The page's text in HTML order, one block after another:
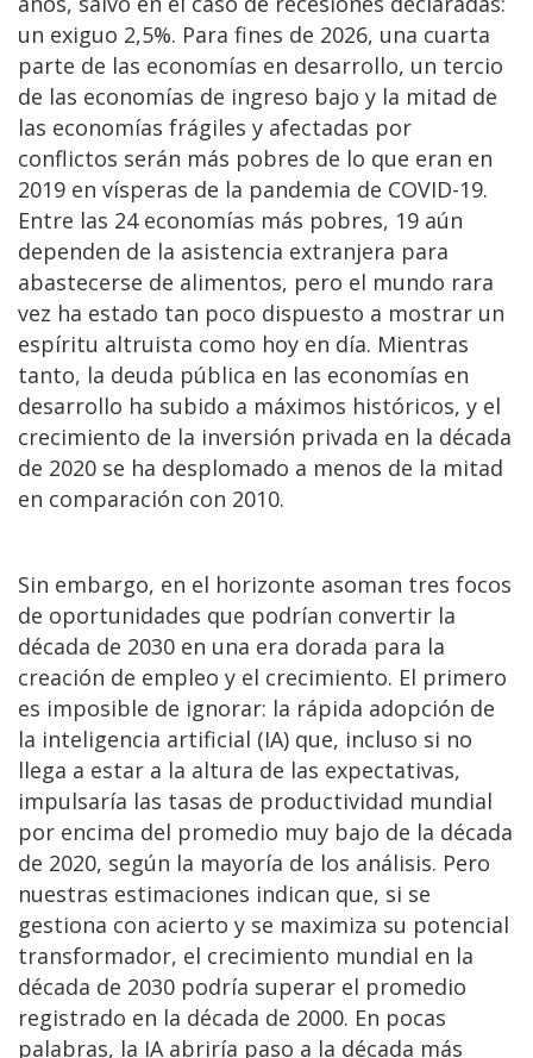
un exiguo 2,5%. Para fines de 2026, una cuarta
parte de las economías en desarrollo, un tercio
de las economías de ingreso bajo y la mitad de
las economías frágiles y afectadas por
conflictos serán más pobres de lo que eran en
2019 en vísperas de la pandemia de COVID-19.
Entre las 24 economías más pobres, 19 aún
dependen de la asistencia extranjera para
abastecerse de alimentos, pero el mundo rara
vez ha estado tan poco dispuesto a mostrar un
espíritu altruista como hoy en día. Mientras
tanto, la deuda pública en las economías en
desarrollo ha subido a máximos históricos, y el
crecimiento de la inversión privada en la década
de 2020 se ha desplomado a menos de la mitad
en comparación con 2010.
Sin embargo, en el horizonte asoman tres focos
de oportunidades que podrían convertir la
década de 2030 en una era dorada para la
creación de empleo y el crecimiento. El primero
es imposible de ignorar: la rápida adopción de
la inteligencia artificial (IA) que, incluso si no
llega a estar a la altura de las expectativas,
impulsaría las tasas de productividad mundial
por encima del promedio muy bajo de la década
de 2020, según la mayoría de los análisis. Pero
nuestras estimaciones indican que, si se
gestiona con acierto y se maximiza su potencial
transformador, el crecimiento mundial en la
década de 2030 podría superar el promedio
registrado en la década de 2000. En pocas
palabras, la IA abriría paso a la década más